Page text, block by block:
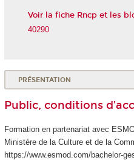
Voir la fiche Rncp et les
40290
PRÉSENTATION
Public, conditions
Formation en partenariat avec
Ministère de la Culture et de la
https://www.esmod.com/bachelor-